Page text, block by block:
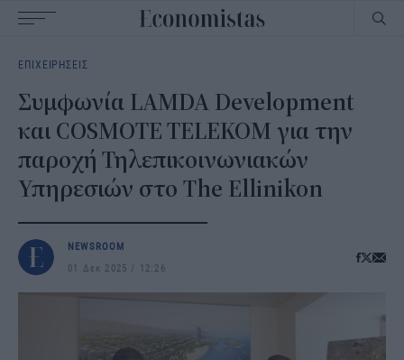
navigation
ΕΠΙΧΕΙΡΗΣΕΙΣ
Συμφωνία LAMDA Development
και COSMOTE TELEKOM για την
παροχή Τηλεπικοινωνιακών
Υπηρεσιών στο The Ellinikon
NEWSROOM
01 Δεκ 2025
12:26